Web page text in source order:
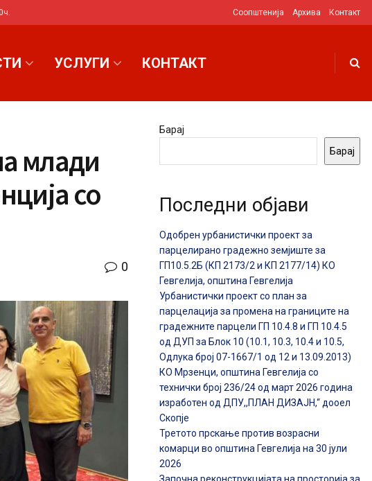
Соопштенија Архива Контакт
УСЛУГИ КОНТАКТ
млади
со
0
Барај
Барај
Последни објави
Одобрен урбанистички проект за
парцелирано градежно земјиште за
ГП10.5.2Б (КП 2173/2 и КП 2177/14) КО
Гевгелија, општина Гевгелија
Урбанистички проект со план за
парцелација за промена на границите на
градежните парцели ГП 10.4.8 и ГП 10.4.5
од ДУП за Блок 10 (10.1, 10.3, 10.4 и 10.5,
Одлука број 07-1667/1 од 12 и 13.09.2013)
КО Мрзенци, општина Гевгелија со
технички број 236/24 од март 2026 година
изработен од ДПУ,,ПЛАН ДИЗАЈН,“ дооел
Скопје
Третото прскање против возрасни
комарци во општина Гевгелија на 30 јули
2026
Започна реконструкцијата на просторија за